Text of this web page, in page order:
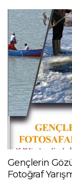
Gençlerin
Fotoğraf